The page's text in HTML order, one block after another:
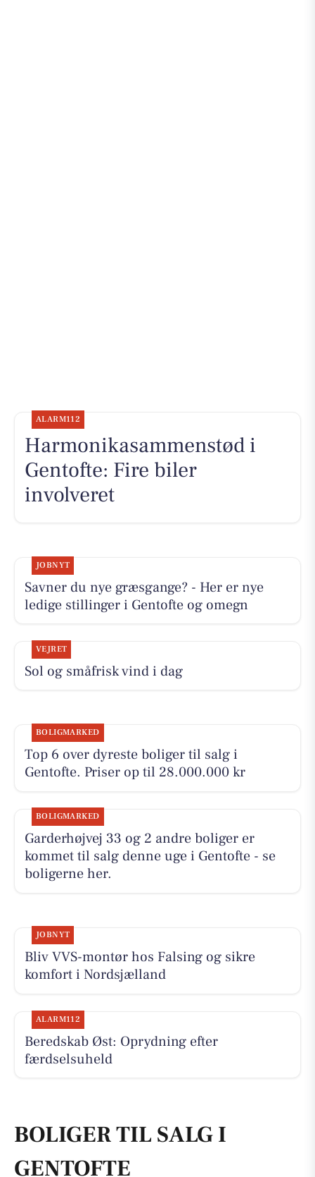
ALARM112
Harmonikasammenstød i
Gentofte: Fire biler
involveret
JOBNYT
Savner du nye græsgange? - Her er nye
ledige stillinger i Gentofte og omegn
VEJRET
Sol og småfrisk vind i dag
BOLIGMARKED
Top 6 over dyreste boliger til salg i
Gentofte. Priser op til 28.000.000 kr
BOLIGMARKED
Garderhøjvej 33 og 2 andre boliger er
kommet til salg denne uge i Gentofte - se
boligerne her.
JOBNYT
Bliv VVS-montør hos Falsing og sikre
komfort i Nordsjælland
ALARM112
Beredskab Øst: Oprydning efter
færdselsuheld
BOLIGER TIL SALG I
GENTOFTE